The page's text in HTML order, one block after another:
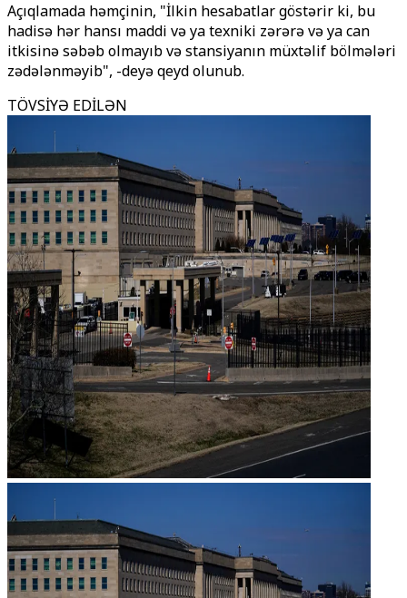
Açıqlamada həmçinin, "İlkin hesabatlar göstərir ki, bu
hadisə hər hansı maddi və ya texniki zərərə və ya can
itkisinə səbəb olmayıb və stansiyanın müxtəlif bölmələri
zədələnməyib", -deyə qeyd olunub.
TÖVSİYƏ EDİLƏN